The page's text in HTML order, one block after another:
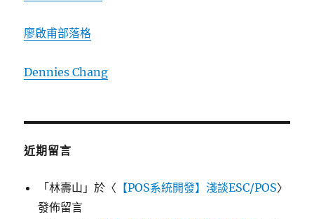
廖啟甫部落格
Dennies Chang
近期留言
「林壽山 」於〈 【POS系統開發】淺談ESC/POS〉
發佈留言